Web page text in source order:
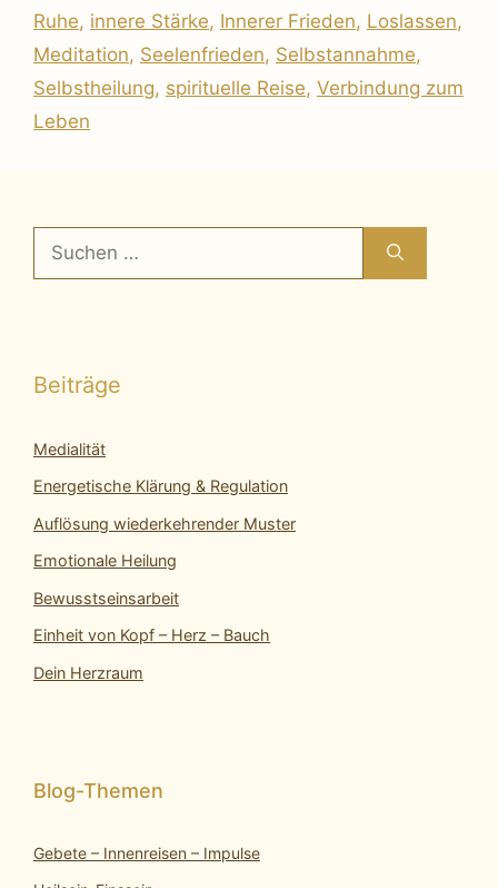
Ruhe, innere Stärke, Innerer Frieden, Loslassen,
Meditation, Seelenfrieden, Selbstannahme,
Selbstheilung, spirituelle Reise, Verbindung zum
Leben
nach:
Beiträge
Medialität
Energetische Klärung & Regulation
Auflösung wiederkehrender Muster
Emotionale Heilung
Bewusstseinsarbeit
Einheit von Kopf – Herz – Bauch
Dein Herzraum
Gebete – Innenreisen – Impulse